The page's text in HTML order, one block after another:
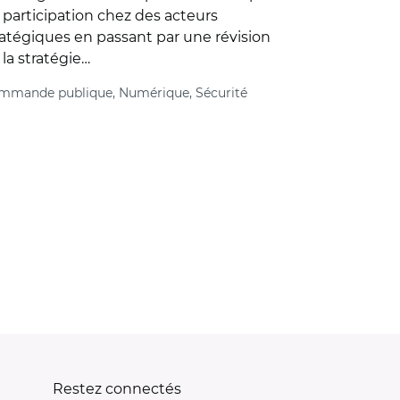
chez des acteurs
en passant par une révision
stratégie…
publique, Numérique, Sécurité
page
Restez connectés